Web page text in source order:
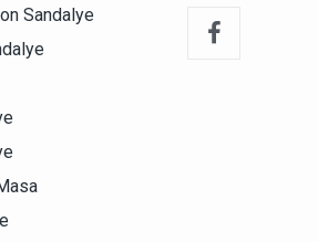
Sandalye